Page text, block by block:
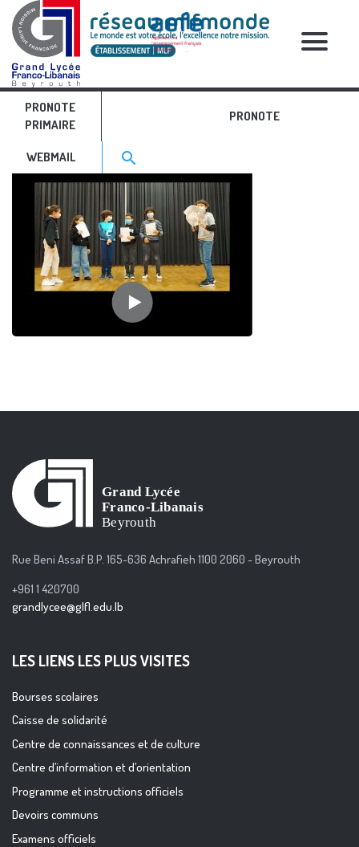
PRONOTE
PRIMAIRE
PRONOTE
WEBMAIL Search for:>
search
RELATIVE POSTS
11
Rue Beni Assaf B.P. 165-636 Achrafieh 1100 2060 - Beyrouth
+961 1 420700
grandlycee@glfl.edu.lb
LES LIENS LES PLUS VISITES
Bourses scolaires
Caisse de solidarité
Centre de connaissances et de culture
Centre d’information et d’orientation
Programme et instructions officiels
Devoirs communs
Examens officiels